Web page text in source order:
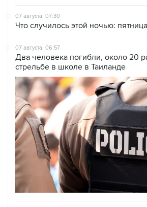
07 августа, 07:30
Что случилось этой ночью:
07 августа, 06:57
Два человека погибли, около 20
стрельбе в школе в Таиланде